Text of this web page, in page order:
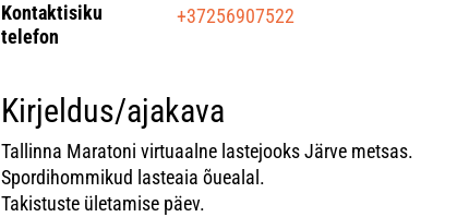
Kontaktisiku
telefon
+37256907522
Kirjeldus/ajakava
Tallinna Maratoni virtuaalne lastejooks Järve metsas.
Spordihommikud lasteaia õuealal.
Takistuste ületamise päev.